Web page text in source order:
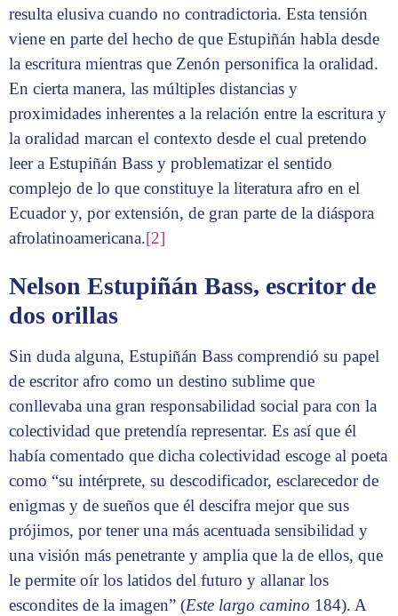
resulta elusiva cuando no contradictoria. Esta tensión
viene en parte del hecho de que Estupiñán habla desde
la escritura mientras que Zenón personifica la oralidad.
En cierta manera, las múltiples distancias y
proximidades inherentes a la relación entre la escritura y
la oralidad marcan el contexto desde el cual pretendo
leer a Estupiñán Bass y problematizar el sentido
complejo de lo que constituye la literatura afro en el
Ecuador y, por extensión, de gran parte de la diáspora
afrolatinoamericana.[2]
Nelson Estupiñán Bass, escritor de
dos orillas
Sin duda alguna, Estupiñán Bass comprendió su papel
de escritor afro como un destino sublime que
conllevaba una gran responsabilidad social para con la
colectividad que pretendía representar. Es así que él
había comentado que dicha colectividad escoge al poeta
como “su intérprete, su descodificador, esclarecedor de
enigmas y de sueños que él descifra mejor que sus
prójimos, por tener una más acentuada sensibilidad y
una visión más penetrante y amplia que la de ellos, que
le permite oír los latidos del futuro y allanar los
escondites de la imagen” (Este largo camino 184). A